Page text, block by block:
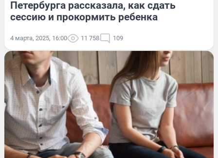
Петербурга рассказала, как сдать
сессию и прокормить ребенка
4 марта, 2025, 16:00 11 758 109